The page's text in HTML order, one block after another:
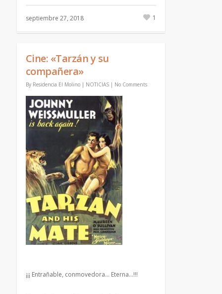
septiembre 27, 2018 1
Cine: «Tarzán y su
compañera»
By Residencia El Molino | NOTICIAS | No Comments
¡¡¡ Entrañable, conmovedora… Eterna…!!!